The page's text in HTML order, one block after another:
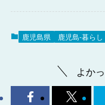
鹿児島県 鹿児島-暮ら
よか